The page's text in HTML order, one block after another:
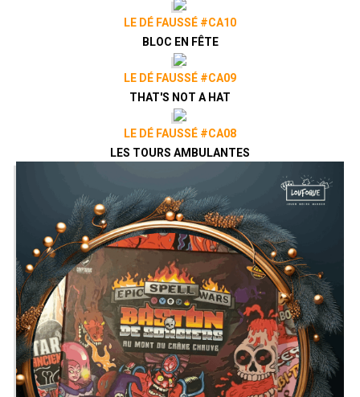
LE DÉ FAUSSÉ #CA10
BLOC EN FÊTE
LE DÉ FAUSSÉ #CA09
THAT'S NOT A HAT
LE DÉ FAUSSÉ #CA08
LES TOURS AMBULANTES